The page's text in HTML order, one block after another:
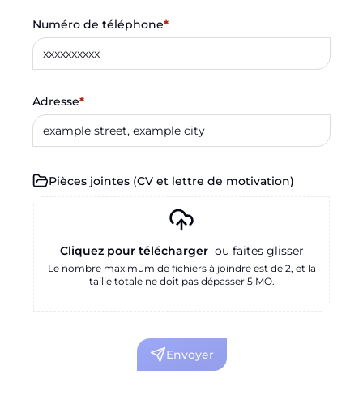
Numéro de téléphone*
Adresse*
Pièces jointes (CV et lettre de motivation)
Cliquez pour télécharger ou faites glisser
Le nombre maximum de fichiers à joindre est de 2, et la
taille totale ne doit pas dépasser 5 MO.
Envoyer